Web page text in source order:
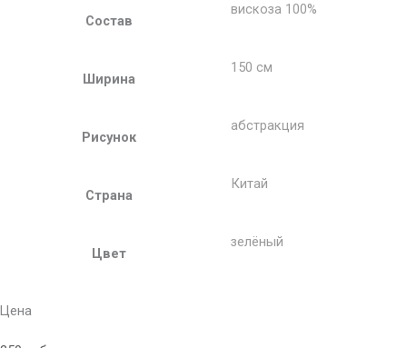
Состав
вискоза 100%
Ширина
150 см
Рисунок
абстракция
Страна
Китай
Цвет
зелёный
Цена